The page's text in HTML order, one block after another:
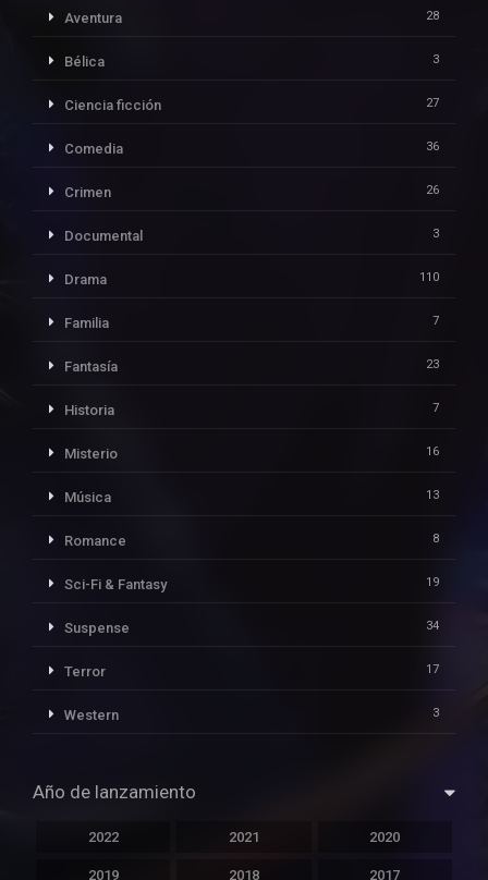
Aventura 28
Bélica 3
Ciencia ficción 27
Comedia 36
Crimen 26
Documental 3
Drama 110
Familia 7
Fantasía 23
Historia 7
Misterio 16
Música 13
Romance 8
Sci-Fi & Fantasy 19
Suspense 34
Terror 17
Western 3
Año de lanzamiento
2022 2021 2020
2019 2018 2017